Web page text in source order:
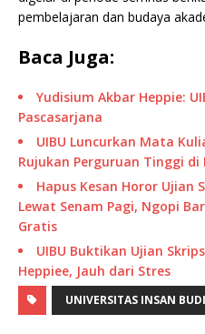
pembelajaran dan budaya
Baca Juga:
Yudisium Akbar Heppie:
Pascasarjana
UIBU Luncurkan Mata
Rujukan Perguruan Tinggi di
Hapus Kesan Horor Ujian
Lewat Senam Pagi, Ngopi
Gratis
UIBU Buktikan Ujian
Heppiee, Jauh dari Stres
UNIVERSITAS INSAN